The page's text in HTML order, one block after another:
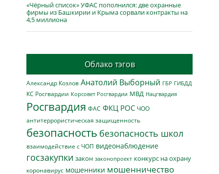
«Чёрный список» УФАС пополнился: две охранные
фирмы из Башкирии и Крыма сорвали контракты на
4,5 миллиона
Облако тэгов
Александр Козлов Анатолий Выборный ГБР ГИБДД
КС Росгвардии Корсовет Росгвардии МВД Нацгвардия
Росгвардия ФАС ФКЦ РОС ЧОО
антитеррористическая защищенность
безопасность безопасность школ
взаимодействие с ЧОП видеонаблюдение
госзакупки закон законопроект конкурс на охрану
коронавирус мошенники мошенничество